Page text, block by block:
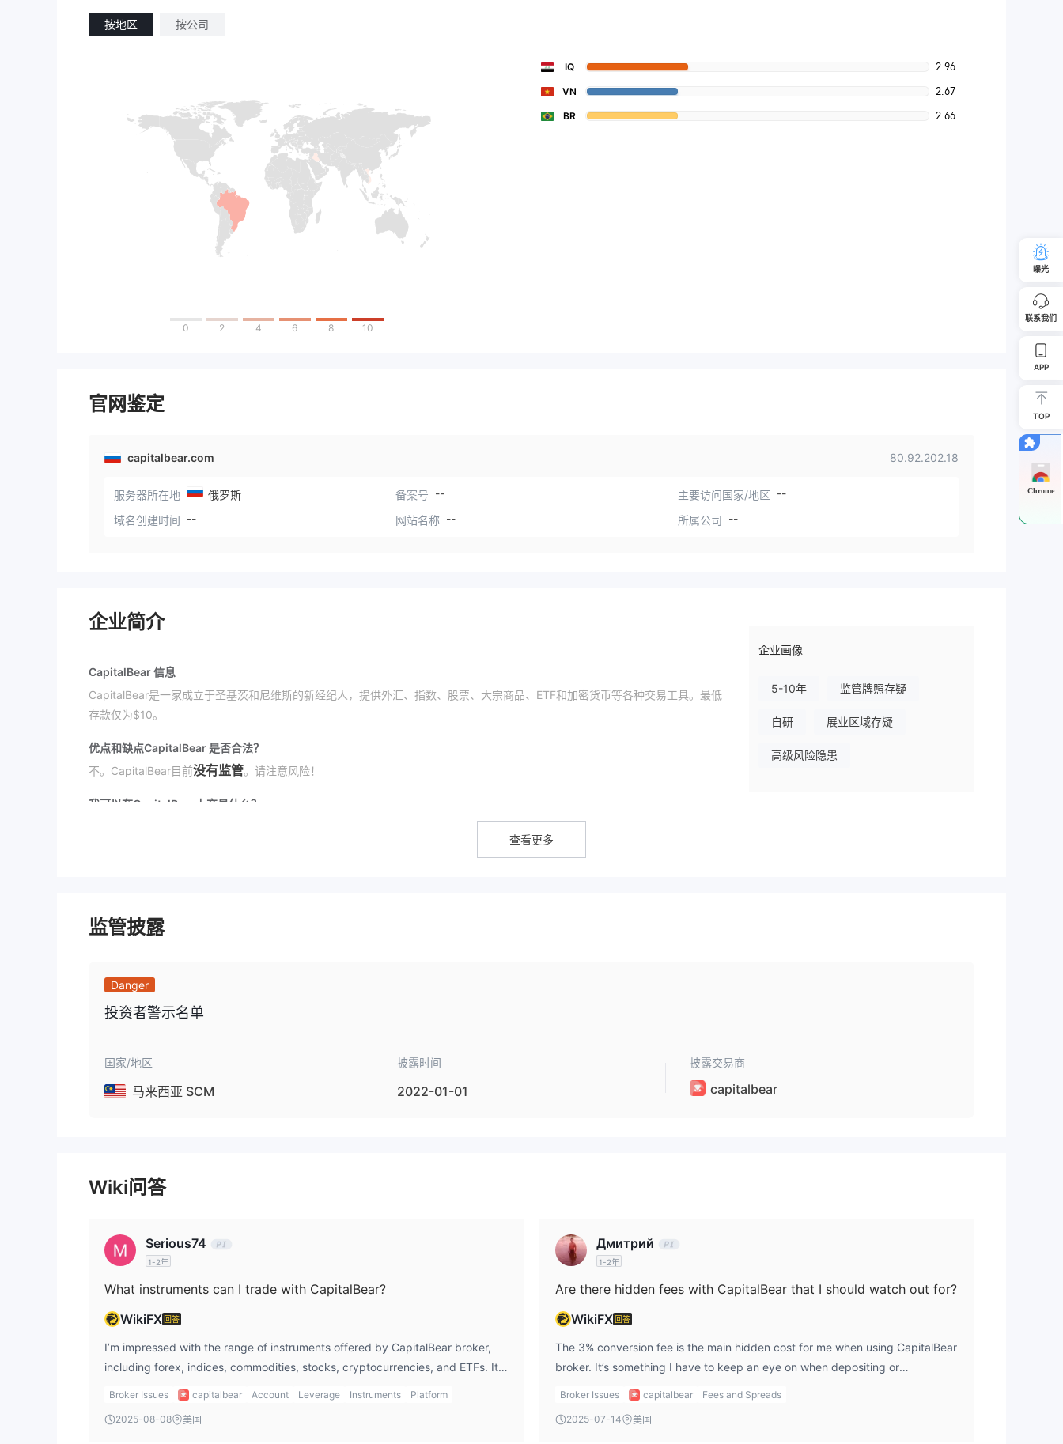
按地区 按公司
0 2 4 6 8 10
IQ 2.96
VN 2.67
BR 2.66
官网鉴定
capitalbear.com 80.92.202.18
服务器所在地 俄罗斯 备案号 -- 主要访问国家/地区 --
域名创建时间 -- 网站名称 -- 所属公司 --
企业简介
CapitalBear 信息
CapitalBear是一家成立于圣基茨和尼维斯的新经纪人，提供外汇、指数、股票、大宗商品、ETF和加密货币等各种交易工具。最低
存款仅为$10。
优点和缺点CapitalBear 是否合法？
不。CapitalBear目前没有监管。请注意风险！
我可以在CapitalBear上交易什么？
交易平台
CapitalBear 提供他们自己的应用程序。
用户可以通过
企业画像
5-10年 监管牌照存疑
自研 展业区域存疑
高级风险隐患
查看更多
监管披露
Danger
投资者警示名单
国家/地区
马来西亚 SCM
披露时间
2022-01-01
披露交易商
capitalbear
Wiki问答
Serious74
1-2年
What instruments can I trade with CapitalBear?
WikiFX 回答
I’m impressed with the range of instruments offered by CapitalBear broker,
including forex, indices, commodities, stocks, cryptocurrencies, and ETFs. It’s
great for diversifying my portfolio across various markets, though I wish they
CapitalBear trading.
Broker Issues capitalbear Account Leverage Instruments Platform
2025-08-08 美国
Дмитрий
1-2年
Are there hidden fees with CapitalBear that I should watch out for?
WikiFX 回答
The 3% conversion fee is the main hidden cost for me when using CapitalBear
broker. It’s something I have to keep an eye on when depositing or
withdrawing funds, especially if I’m using less common currencies.
check the CapitalBear review for updates on any new charges.
Broker Issues capitalbear Fees and Spreads
2025-07-14 美国
曝光
联系我们
APP
TOP
Chrome